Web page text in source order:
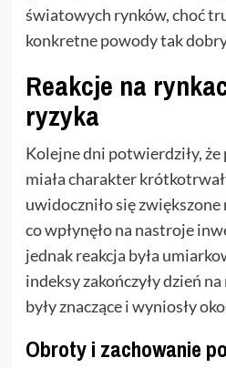
światowych rynków, choć
konkretne powody tak
Reakcje na
ryzyka
Kolejne dni potwierdziły,
miała charakter
uwidoczniło się
co wpłynęło na nastroje
jednak reakcja była
indeksy zakończyły dzień
były znaczące i wyniosły
Obroty i zachowanie